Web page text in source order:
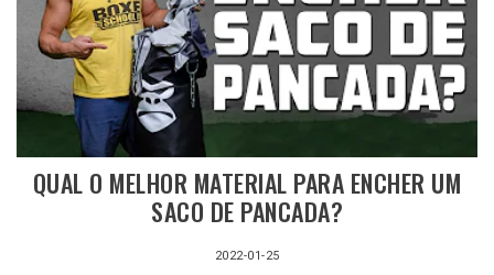
QUAL O MELHOR MATERIAL PARA ENCHER UM
SACO DE PANCADA?
2022-01-25